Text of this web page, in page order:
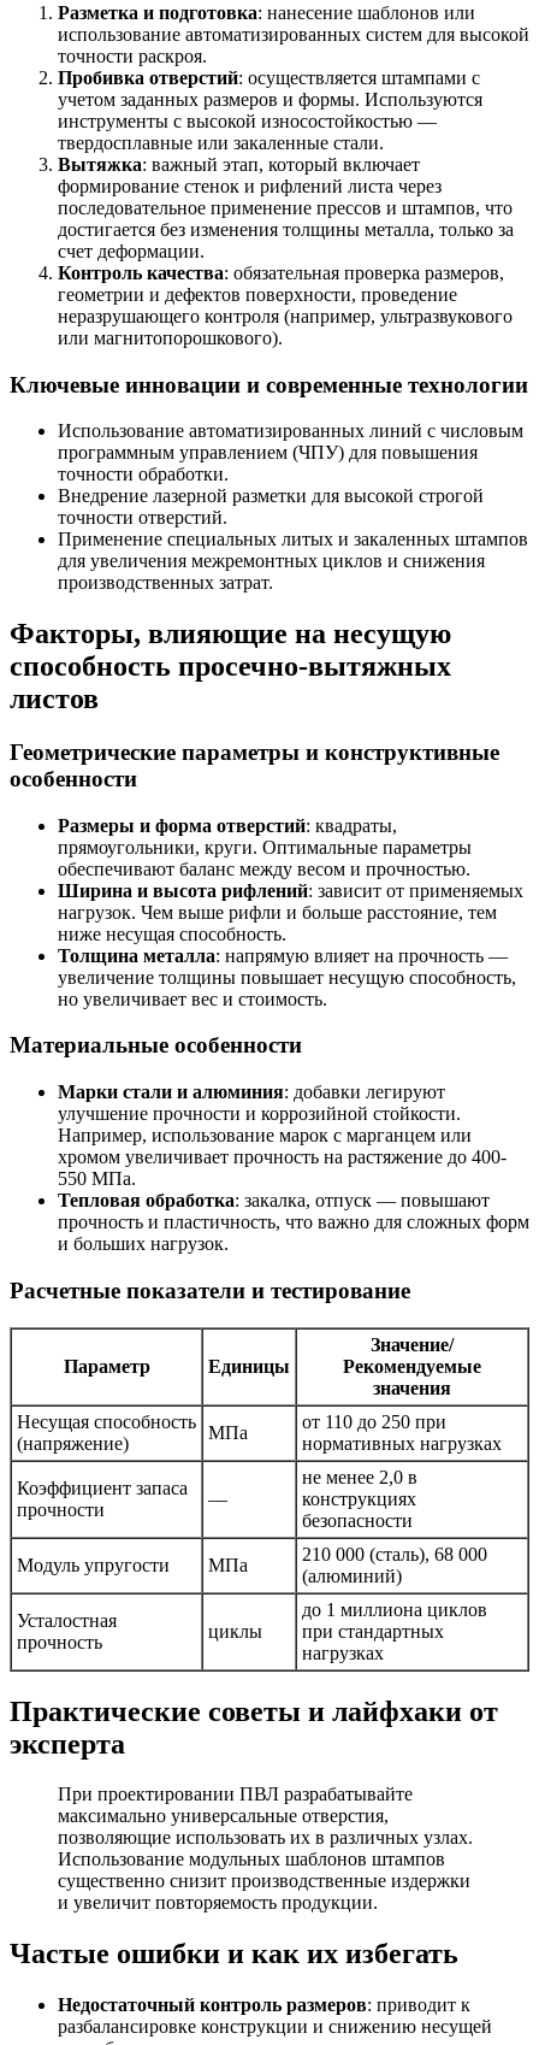
Разметка и подготовка: нанесение шаблонов или
использование автоматизированных систем для высокой
точности раскроя.
Пробивка отверстий: осуществляется штампами с
учетом заданных размеров и формы. Используются
инструменты с высокой износостойкостью —
твердосплавные или закаленные стали.
Вытяжка: важный этап, который включает
формирование стенок и рифлений листа через
последовательное применение прессов и штампов, что
достигается без изменения толщины металла, только за
счет деформации.
Контроль качества: обязательная проверка размеров,
геометрии и дефектов поверхности, проведение
неразрушающего контроля (например, ультразвукового
или магнитопорошкового).
Ключевые инновации и современные технологии
Использование автоматизированных линий с числовым
программным управлением (ЧПУ) для повышения
точности обработки.
Внедрение лазерной разметки для высокой строгой
точности отверстий.
Применение специальных литых и закаленных штампов
для увеличения межремонтных циклов и снижения
производственных затрат.
Факторы, влияющие на несущую
способность просечно-вытяжных
листов
Геометрические параметры и конструктивные
особенности
Размеры и форма отверстий: квадраты,
прямоугольники, круги. Оптимальные параметры
обеспечивают баланс между весом и прочностью.
Ширина и высота рифлений: зависит от применяемых
нагрузок. Чем выше рифли и больше расстояние, тем
ниже несущая способность.
Толщина металла: напрямую влияет на прочность —
увеличение толщины повышает несущую способность,
но увеличивает вес и стоимость.
Материальные особенности
Марки стали и алюминия: добавки легируют
улучшение прочности и коррозийной стойкости.
Например, использование марок с марганцем или
хромом увеличивает прочность на растяжение до 400-
550 МПа.
Тепловая обработка: закалка, отпуск — повышают
прочность и пластичность, что важно для сложных форм
и больших нагрузок.
Расчетные показатели и тестирование
Параметр Единицы
Значение/
Рекомендуемые
значения
Несущая способность
(напряжение)
МПа
от 110 до 250 при
нормативных нагрузках
Коэффициент запаса
прочности
—
не менее 2,0 в
конструкциях
безопасности
Модуль упругости МПа
210 000 (сталь), 68 000
(алюминий)
Усталостная
прочность
циклы
до 1 миллиона циклов
при стандартных
нагрузках
Практические советы и лайфхаки от
эксперта
При проектировании ПВЛ разрабатывайте
максимально универсальные отверстия,
позволяющие использовать их в различных узлах.
Использование модульных шаблонов штампов
существенно снизит производственные издержки
и увеличит повторяемость продукции.
Частые ошибки и как их избегать
Недостаточный контроль размеров: приводит к
разбалансировке конструкции и снижению несущей